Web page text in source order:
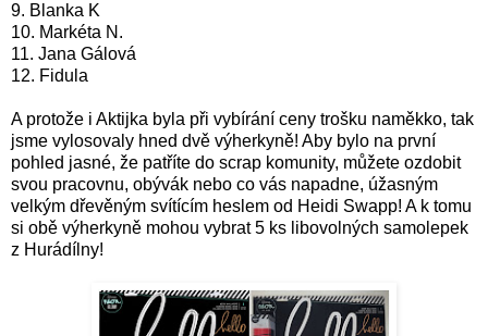
9. Blanka K
10. Markéta N.
11. Jana Gálová
12. Fidula
A protože i Aktijka byla při vybírání ceny trošku naměkko, tak
jsme vylosovaly hned dvě výherkyně! Aby bylo na první
pohled jasné, že patříte do scrap komunity, můžete ozdobit
svou pracovnu, obývák nebo co vás napadne, úžasným
velkým dřevěným svítícím heslem od Heidi Swapp! A k tomu
si obě výherkyně mohou vybrat 5 ks libovolných samolepek
z Hurádílny!